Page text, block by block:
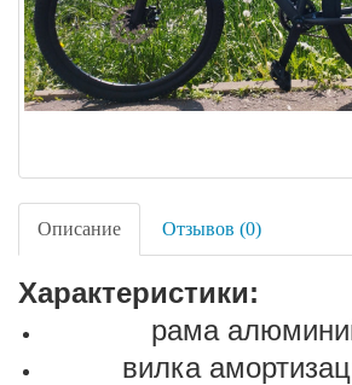
Описание Отзывов (0)
Характеристики:
рама
вилка